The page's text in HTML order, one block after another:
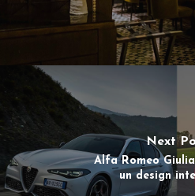
Next
Alfa Romeo
un design